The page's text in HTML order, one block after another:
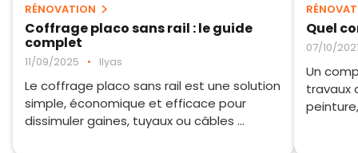
RÉNOVATION
Coffrage placo sans rail : le guide
complet
11/09/2025 • Ilyas
Le coffrage placo sans rail est une solution
simple, économique et efficace pour
dissimuler gaines, tuyaux ou câbles ...
Quel
07/10/
Un
travaux